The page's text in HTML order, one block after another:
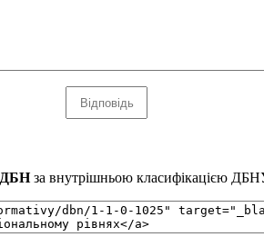
ДБНза внутрішньою класифікацією